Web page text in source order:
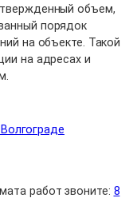
объем,
порядок
на объекте. Такой
на адресах и
работ звоните: 8